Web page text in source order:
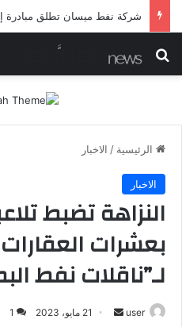
بحث عن
الرئيسية / الاخبار
الاخبار
النزاهة تضبط
بعشرات العقارات
لـ”ناقلات نفط
user
أرسل
21 مايو، 2023 1